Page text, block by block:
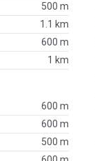
500 m
1.1 km
600 m
1 km
600 m
600 m
500 m